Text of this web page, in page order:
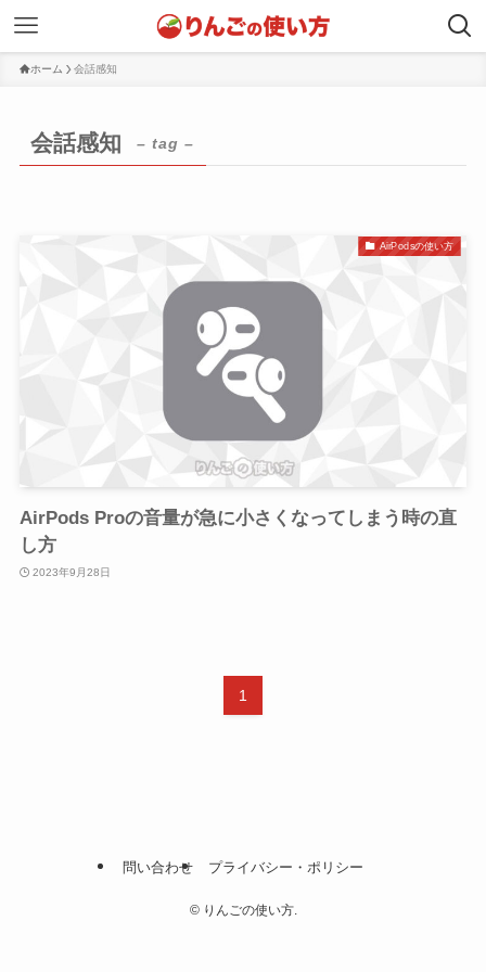
ホーム 会話感知
会話感知 – tag –
AirPodsの使い方
AirPods Proの音量が急に小さくなってしまう時の直
し方
2023年9月28日
1
問い合わせ プライバシー・ポリシー
©りんごの使い方.